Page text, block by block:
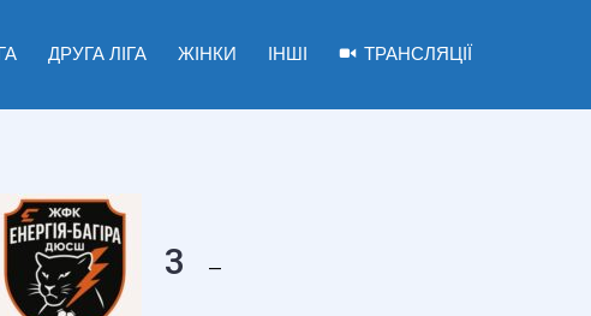
ДРУГА ЛІГА ЖІНКИ ІНШІ ТРАНСЛЯЦІЇ
3 —